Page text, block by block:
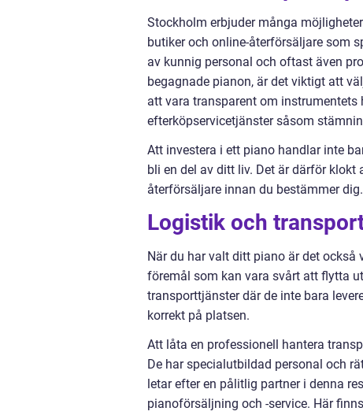
Stockholm erbjuder många
butiker och online-återförsäljare som
av kunnig personal och oftast även
begagnade pianon, är det viktigt att
att vara transparent om
efterköpservicetjänster såsom
Att investera i ett piano handlar inte
bli en del av ditt liv. Det är därför
återförsäljare innan du bestämmer dig.
Logistik och
När du har valt ditt piano är det
föremål som kan vara svårt att flytta
transporttjänster där de inte bara
korrekt på platsen.
Att låta en professionell hantera
De har specialutbildad personal och
letar efter en pålitlig partner i denna
pianoförsäljning och -service. Här